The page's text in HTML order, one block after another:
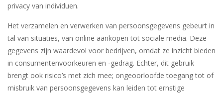
privacy van individuen.
Het verzamelen en verwerken van persoonsgegevens gebeurt in
tal van situaties, van online aankopen tot sociale media. Deze
gegevens zijn waardevol voor bedrijven, omdat ze inzicht bieden
in consumentenvoorkeuren en -gedrag. Echter, dit gebruik
brengt ook risico’s met zich mee; ongeoorloofde toegang tot of
misbruik van persoonsgegevens kan leiden tot ernstige